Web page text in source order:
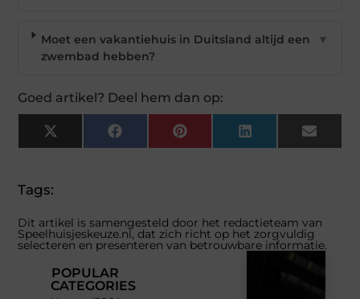
Moet een vakantiehuis in Duitsland altijd een
zwembad hebben?
▼
Goed artikel? Deel hem dan op:
X
(Twitter)
Facebook Pinterest LinkedIn Email
Tags:
Dit artikel is samengesteld door het redactieteam van
Speelhuisjeskeuze.nl, dat zich richt op het zorgvuldig
selecteren en presenteren van betrouwbare informatie.
POPULAR
CATEGORIES